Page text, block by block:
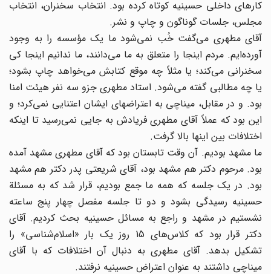
کارهای داخلی حسینیه کوتاه کرده بود. انتخاب سخنران، انتخاب
مجلس، جلسات گوناگون و چاپ و نشر.
آقای مطهری می‌گفت خُب نمی‌شود ما یک مؤسسه را به وجود
آورده‌ایم. مردم اینجا را متعلق به ما می‌دانند، ما ندانیم اینجا کی
سخنرانی می‌کند؛ یا مثلاً چه موقع کتابش می‌خواهد چاپ بشود؛
یا چه مطالبی گفته می‌شود. استاد مطهری جزو سه نفر هیئت امنا
بود. و در مقابل، میناچی به اعتراضهای ایشان اعتنایی نمی‌کرد؛ و
این بود که عملاً آقای مطهری فریادش به جایی نمی‌رسید تا اینکه
اختلافات بین اینها بالا گرفت.
ما مشهد بودیم. آن وقت تابستان بود که آقای مطهری مشهد آمده
بود. مرحوم دکتر هم مشهد بود، آقای شریعتی پدر دکتر هم مشهد
بود. در یک جلسه که همه ما جمع بودیم، قرار شد که به مسئلة
حسینیه رسیدگی بشود و دو تا جلسه مفصل چهار پنج ساعته
نشستیم در مشهد و راجع به مسائل حسینیه بحث کردیم. آقای
دکتر قرار بود که کلاس‌های 15 روز یک بار «اسلام‌شناسی» را
تشکیل بدهد. آقای مطهری به دنبال آن اختلافات که با آقای
میناچی داشتند به عنوان اعتراض حسینیه نرفتند.